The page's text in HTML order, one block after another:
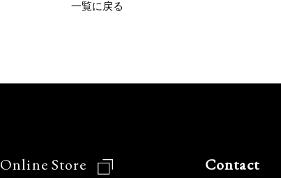
一覧に戻る
Online Store Contact